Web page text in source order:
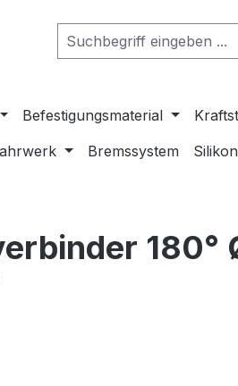
Befestigungsmaterial
Bremssystem